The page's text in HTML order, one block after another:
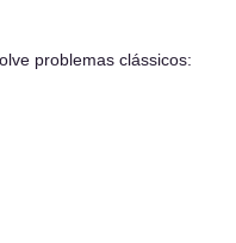
problemas clássicos: